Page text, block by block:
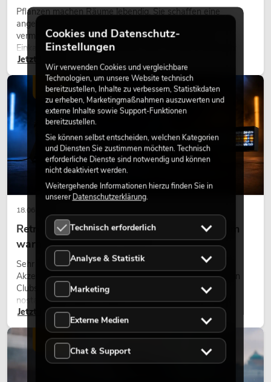
Pflanzen machen Räume lebendig. Sie schaffen eine
angenehme Atmosphäre, verbessern das Ambiente und
vermitteln Natürlichkeit. Ob in Hotels, Restaurants,
Einkaufszentren, Bürogebäuden oder auf Messeständen:
eine hochwertige Begrünung gehört heute längst zum
modernen Raumkonzept.
Jetzt lesen
18.06.2026
Retro-Licht im modernen Lichtdesign: Warum
warmes Licht wieder wirkt
Sehr warmes Licht, sichtbare Leuchtflächen und farbige
Akzente prägen viele aktuelle Lichtdesigns auf Bühnen, in
Clubs und bei Events. Retro-Licht ist dabei kein rein
nostalgischer Effekt, sondern ein bewusst eingesetztes
Gestaltungsmittel: Es schafft Atmosphäre, gibt Szenen
Charakter und kann technische LED-Setups emotionaler
wirken lassen.
Jetzt lesen
LICHT
LICHT
Cookies und Datenschutz-
Einstellungen
Wir verwenden Cookies und vergleichbare
Technologien, um unsere Website technisch
bereitzustellen, Inhalte zu verbessern, Statistikdaten
zu erheben, Marketingmaßnahmen auszuwerten und
externe Inhalte sowie Support-Funktionen
bereitzustellen.
Sie können selbst entscheiden, welchen Kategorien
und Diensten Sie zustimmen möchten. Technisch
erforderliche Dienste sind notwendig und können
nicht deaktiviert werden.
Weitergehende Informationen hierzu finden Sie in
unsererDatenschutzerklärung.
Technisch erforderlich
Analyse & Statistik
Marketing
Externe Medien
Chat & Support